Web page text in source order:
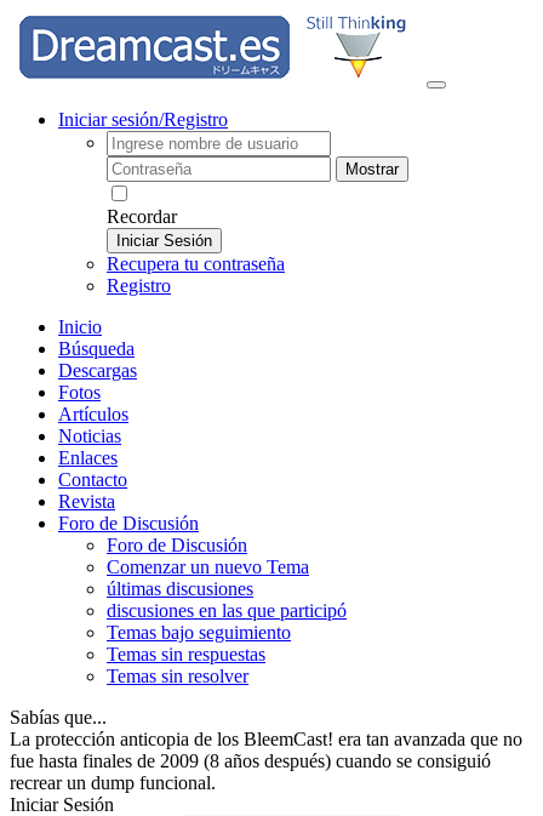
Iniciar sesión/Registro
Mostrar
Recordar
Iniciar Sesión
Recupera tu contraseña
Registro
Inicio
Búsqueda
Descargas
Fotos
Artículos
Noticias
Enlaces
Contacto
Revista
Foro de Discusión
Foro de Discusión
Comenzar un nuevo Tema
últimas discusiones
discusiones en las que participó
Temas bajo seguimiento
Temas sin respuestas
Temas sin resolver
Sabías que...
La protección anticopia de los BleemCast! era tan avanzada que no
fue hasta finales de 2009 (8 años después) cuando se consiguió
recrear un dump funcional.
Iniciar Sesión